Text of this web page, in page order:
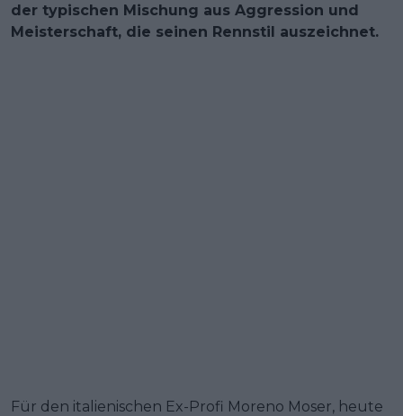
der typischen Mischung aus Aggression und
Meisterschaft, die seinen Rennstil auszeichnet.
Für den italienischen Ex-Profi Moreno Moser, heute